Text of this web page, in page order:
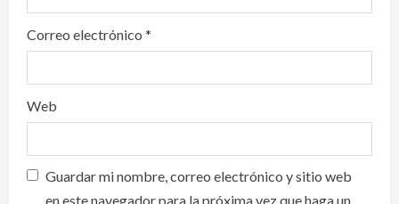
Correo electrónico *
Web
Guardar mi nombre, correo electrónico y sitio web
en este navegador para la próxima vez que haga un